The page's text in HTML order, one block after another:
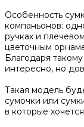
Особенность
компаньонов:
ручках и
цветочным
Благодаря
интересно, но
Такая модель
сумочки или
в которые